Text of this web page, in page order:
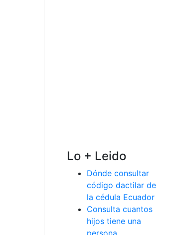
Lo + Leido
Dónde consultar
código dactilar de
la cédula Ecuador
Consulta cuantos
hijos tiene una
persona